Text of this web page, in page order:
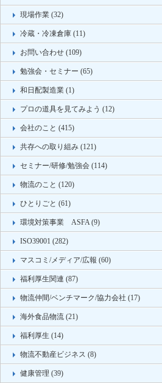
現場作業 (32)
冷蔵・冷凍倉庫 (11)
お問い合わせ (109)
勉強会・セミナー (65)
和日配製造業 (1)
プロの道具を見てみよう (12)
会社のこと (415)
共存への取り組み (121)
セミナー/研修/勉強会 (114)
物流のこと (120)
ひとりごと (61)
環境対策事業 ASFA (9)
ISO39001 (282)
マスコミ/メディア/広報 (60)
福利厚生関連 (87)
物流仲間/ベンチマーク/協力会社 (17)
海外食品物流 (21)
福利厚生 (14)
物流不動産ビジネス (8)
健康管理 (39)